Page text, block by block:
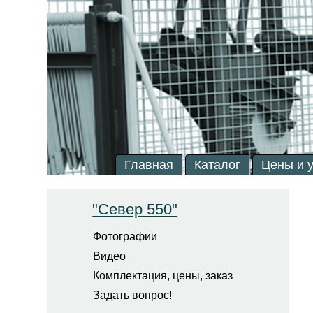
Главная Каталог Цены и
"Север 550"
Фотографии
Видео
Комплектация, цены, заказ
Задать вопрос!